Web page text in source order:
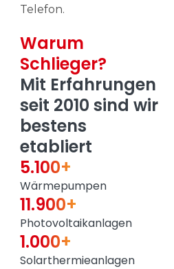
Telefon.
Warum
Schlieger?
Mit Erfahrungen
seit 2010 sind wir
bestens
etabliert
5.100+
Wärmepumpen
11.900+
Photovoltaikanlagen
1.000+
Solarthermieanlagen